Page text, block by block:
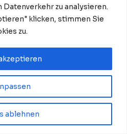
Datenverkehr zu analysieren.
klicken, stimmen Sie
zu.
ablehnen
Album „HUN“, SKÁLD,